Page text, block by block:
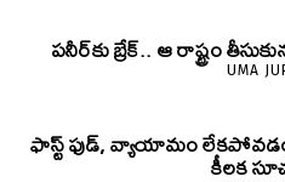
పనీర్‌కు బ్రేక్.. ఆ రాష్ట్రం
UMA
ఫాస్ట్ ఫుడ్, వ్యాయామం
కీలక